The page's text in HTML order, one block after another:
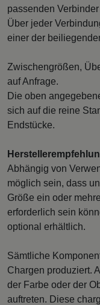
passenden
Über jeder
einer der
Zwischengrößen,
auf Anfrage.
Die oben
sich auf die reine
Endstücke.
Abhängig von
möglich sein, dass
Größe ein oder
erforderlich sein
optional erhältlich.
Sämtliche
Chargen produziert.
der Farbe oder der
auftreten. Diese